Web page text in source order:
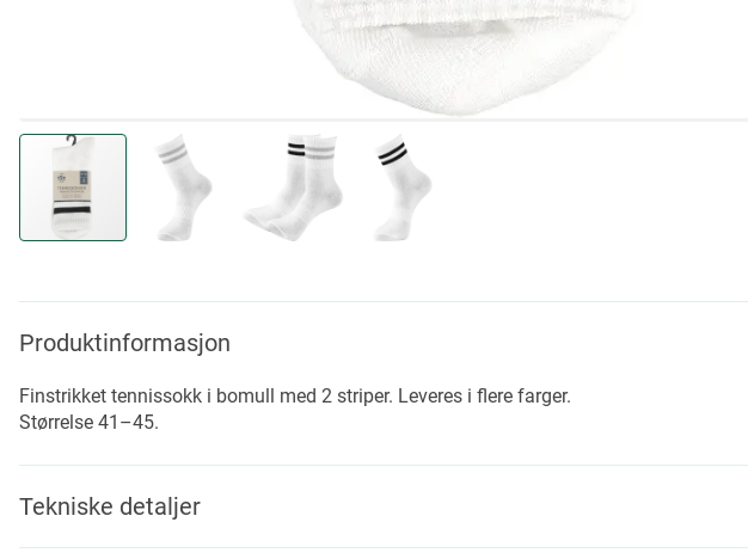
the
beginning
the
images
Produktinformasjon
Finstrikket tennissokk i bomull med 2 striper. Leveres i flere farger.
Størrelse 41–45.
Tekniske detaljer